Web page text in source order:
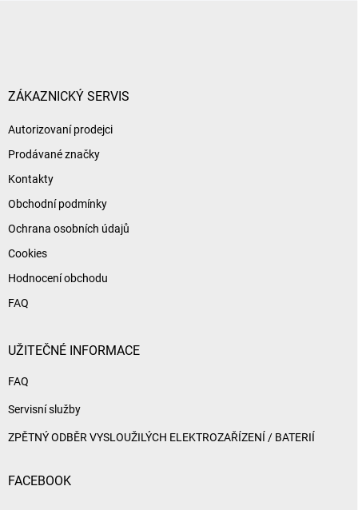
ZÁKAZNICKÝ SERVIS
Autorizovaní prodejci
Prodávané značky
Kontakty
Obchodní podmínky
Ochrana osobních údajů
Cookies
Hodnocení obchodu
FAQ
UŽITEČNÉ INFORMACE
FAQ
Servisní služby
ZPĚTNÝ ODBĚR VYSLOUŽILÝCH ELEKTROZAŘÍZENÍ / BATERIÍ
FACEBOOK